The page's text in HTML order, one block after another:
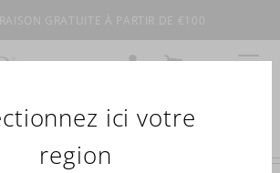
ici votre
region
GRATUITE À PARTIR DE €100